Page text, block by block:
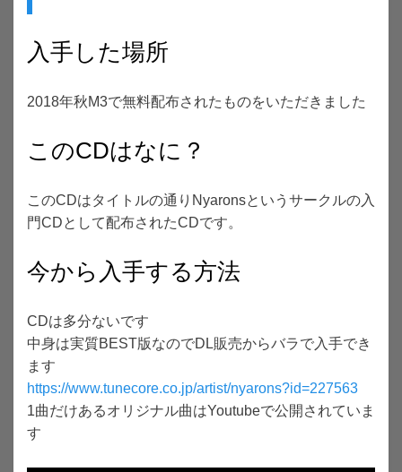
入手した場所
2018年秋M3で無料配布されたものをいただきました
このCDはなに？
このCDはタイトルの通りNyaronsというサークルの入
門CDとして配布されたCDです。
今から入手する方法
CDは多分ないです
中身は実質BEST版なのでDL販売からバラで入手でき
ます
https://www.tunecore.co.jp/artist/nyarons?id=227563
1曲だけあるオリジナル曲はYoutubeで公開されていま
す